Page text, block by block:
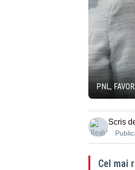
PNL,
Scris
Cel mai